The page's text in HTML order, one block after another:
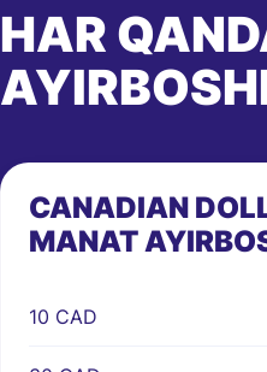
HAR
CANADIAN
MANAT
10 CAD